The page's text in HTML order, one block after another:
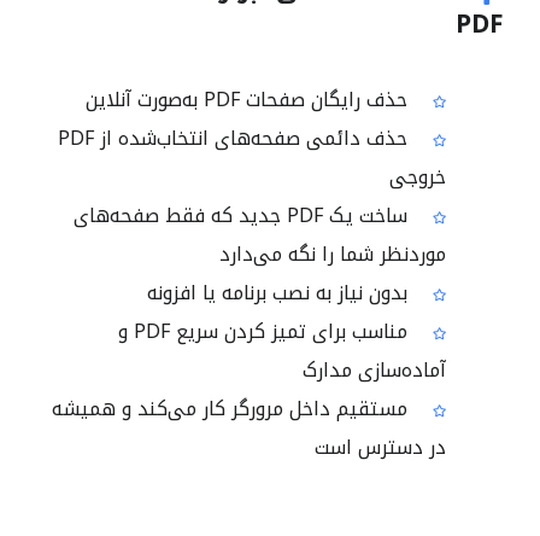
PDF
حذف رایگان صفحات PDF به‌صورت آنلاین
حذف دائمی صفحه‌های انتخاب‌شده از PDF
خروجی
ساخت یک PDF جدید که فقط صفحه‌های
موردنظر شما را نگه می‌دارد
بدون نیاز به نصب برنامه یا افزونه
مناسب برای تمیز کردن سریع PDF و
آماده‌سازی مدارک
مستقیم داخل مرورگر کار می‌کند و همیشه
در دسترس است